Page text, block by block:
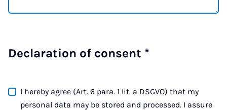
Declaration of consent *
I hereby agree (Art. 6 para. 1 lit. a DSGVO) that my
personal data may be stored and processed. I assure